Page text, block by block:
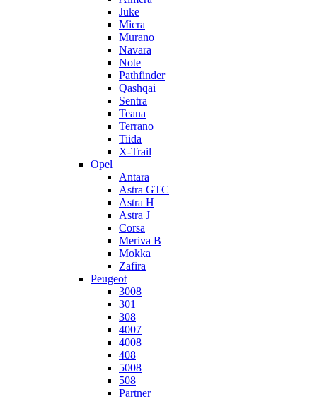
Juke
Micra
Murano
Navara
Note
Pathfinder
Qashqai
Sentra
Teana
Terrano
Tiida
X-Trail
Opel
Antara
Astra GTC
Astra H
Astra J
Corsa
Meriva B
Mokka
Zafira
Peugeot
3008
301
308
4007
4008
408
5008
508
Partner